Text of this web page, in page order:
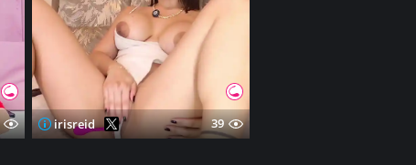
irisreid 39